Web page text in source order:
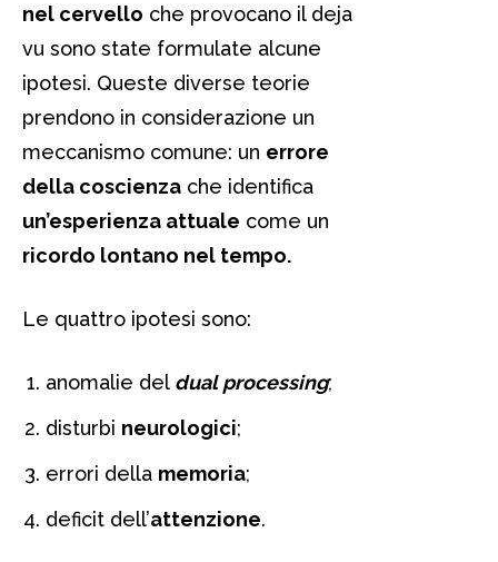
nel cervello che provocano il deja
vu sono state formulate alcune
ipotesi. Queste diverse teorie
prendono in considerazione un
meccanismo comune: un errore
della coscienza che identifica
un’esperienza attuale come un
ricordo lontano nel tempo.
Le quattro ipotesi sono:
anomalie del dual processing;
disturbi neurologici;
errori della memoria;
deficit dell’attenzione.